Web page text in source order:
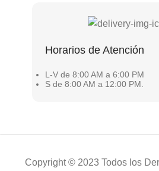
Horarios de Atención
L-V de 8:00 AM a 6:00 PM
S de 8:00 AM a 12:00 PM.
Copyright © 2023 Todos los